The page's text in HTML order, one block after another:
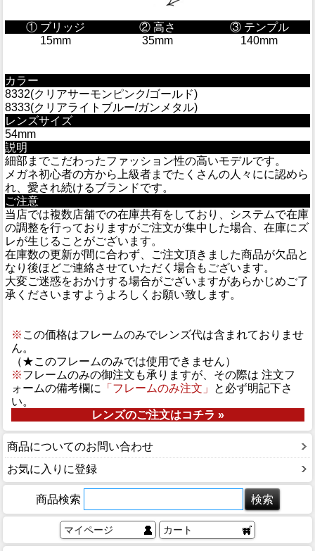
① ブリッジ ② 高さ
③ テンプル
15mm
35mm 140mm
カラー
8332(クリアサーモンピンク/ゴールド)
8333(クリアライトブルー/ガンメタル)
レンズサイズ
54mm
説明
細部までこだわったファッション性の高いモデルです。
メガネ初心者の方から上級者までたくさんの人々にに認めら
れ、愛され続けるブランドです。
ご注意
当店では複数店舗での在庫共有をしており、システムで在庫
の調整を行っておりますがご注文が集中した場合、在庫にズ
レが生じることがございます。
在庫数の更新が間に合わず、ご注文頂きました商品が欠品と
なり後ほどご連絡させていただく場合もございます。
大変ご迷惑をおかけする場合がございますがあらかじめご了
承くださいますようよろしくお願い致します。
※ この価格はフレームのみでレンズ代は含まれておりませ
ん。
（★このフレームのみでは使用できません）
※フレームのみの御注文も承りますが、その際は 注文フ
ォームの備考欄に
「フレームのみ注文」
と必ず明記下さ
い。
レンズのご注文はコチラ »
商品についてのお問い合わせ
お気に入りに登録
商品検索
マイページ カート